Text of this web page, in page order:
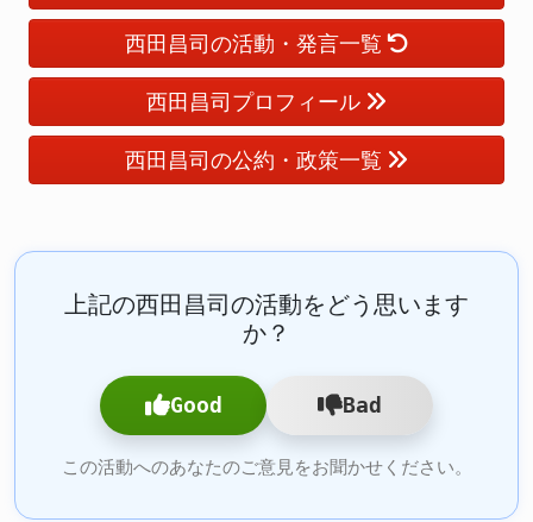
西田昌司の活動・発言一覧
西田昌司プロフィール
西田昌司の公約・政策一覧
上記の西田昌司の活動をどう思います
か？
Good Bad
この活動へのあなたのご意見をお聞かせください。